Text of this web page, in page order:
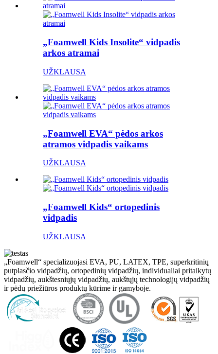
„Foamwell Kids Insolite“ vidpadis
arkos atramai
UŽKLAUSA
„Foamwell EVA“ pėdos arkos
atramos vidpadis vaikams
UŽKLAUSA
„Foamwell Kids“ ortopedinis
vidpadis
UŽKLAUSA
„Foamwell“ specializuojasi EVA, PU, ​​LATEX, TPE, superkritinių
putplasčio vidpadžių, ortopedinių vidpadžių, individualiai pritaikytų
vidpadžių, aukštesniųjų vidpadžių, aukštųjų technologijų vidpadžių
ir pėdų priežiūros produktų kūrime ir gamyboje.